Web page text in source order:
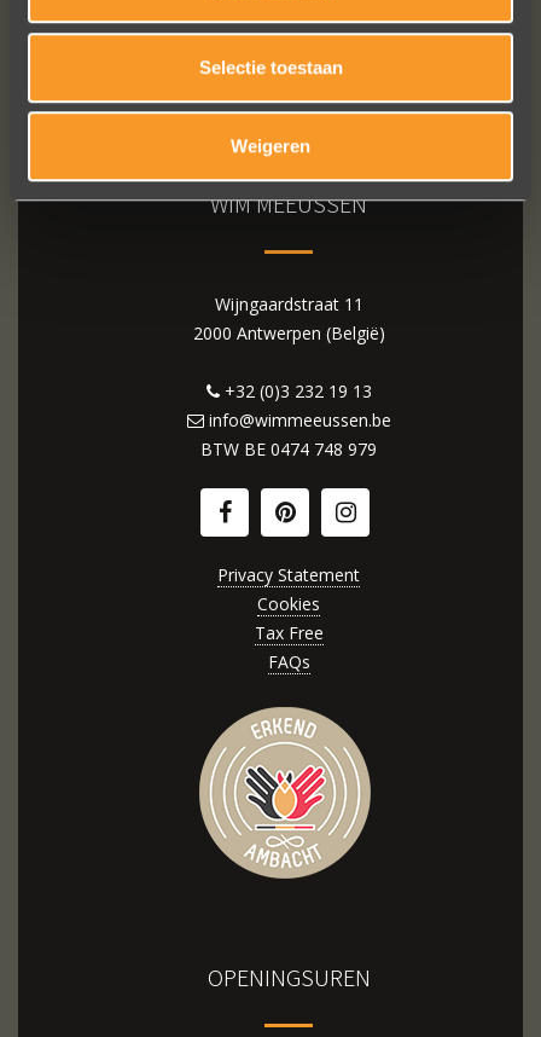
Selectie toestaan
Weigeren
WIM MEEUSSEN
Wijngaardstraat 11
2000 Antwerpen (België)
+32 (0)3 232 19 13
info@wimmeeussen.be
BTW BE 0474 748 979
Privacy Statement
Cookies
Tax Free
FAQs
OPENINGSUREN